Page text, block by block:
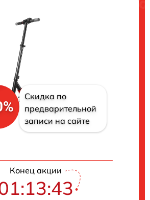
Скидка по
предварительной
записи на сайте
Конец акции